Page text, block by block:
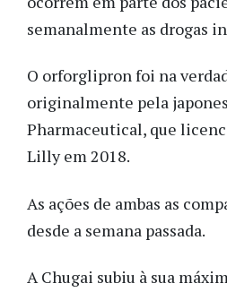
semanalmente as drogas
O orforglipron foi na
originalmente pela
Pharmaceutical, que
Lilly em 2018.
As ações de ambas as
desde a semana passada.
A Chugai subiu à sua